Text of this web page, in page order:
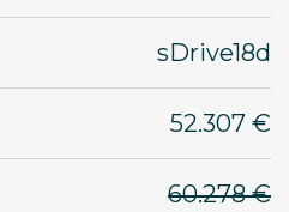
sDrive18d
52.307 €
60.278 €